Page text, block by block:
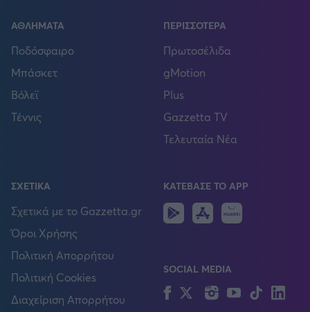
ΑΘΛΗΜΑΤΑ
Ποδόσφαιρο
Μπάσκετ
Βόλεϊ
Τέννις
ΠΕΡΙΣΣΟΤΕΡΑ
Πρωτοσέλιδα
gMotion
Plus
Gazzetta TV
Τελευταία Νέα
ΣΧΕΤΙΚΑ
Σχετικά με το Gazzetta.gr
Όροι Χρήσης
Πολιτική Απορρήτου
Πολιτική Cookies
Διαχείριση Απορρήτου
ΚΑΤΕΒΑΣΕ ΤΟ APP
Android
IOS
SOCIAL MEDIA
FacebookTwitterInstagram
YouTubeTikTok